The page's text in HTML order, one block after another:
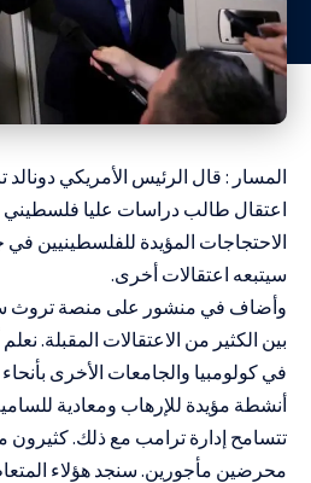
المسار : قال الرئيس الأمريكي دونالد
اعتقال طالب دراسات عليا فلسطيني
الاحتجاجات المؤيدة للفلسطينيين في
سيتبعه اعتقالات أخرى.
وأضاف في منشور على منصة تروث
بين الكثير من الاعتقالات المقبلة.
في كولومبيا والجامعات الأخرى
أنشطة مؤيدة للإرهاب ومعادية
تتسامح إدارة ترامب مع ذلك. كثيرون
محرضين مأجورين. سنجد هؤلاء